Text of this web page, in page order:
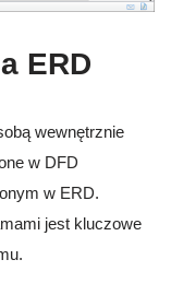
ERD
wewnętrznie
w DFD
w ERD.
jest kluczowe